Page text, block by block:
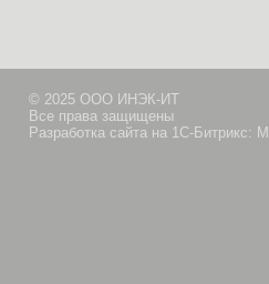
© 2025 ООО ИНЭК-ИТ
Все права защищены
Разработка сайта на 1С-Битрикс: